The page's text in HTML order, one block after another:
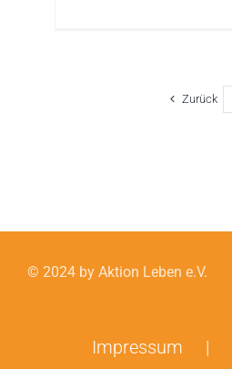
Zurück
© 2024 by Aktion Leben e.V.
Impressum